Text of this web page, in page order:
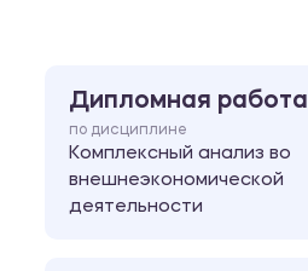
Дипломная работа
по дисциплине
Комплексный анализ во
внешнеэкономической
деятельности